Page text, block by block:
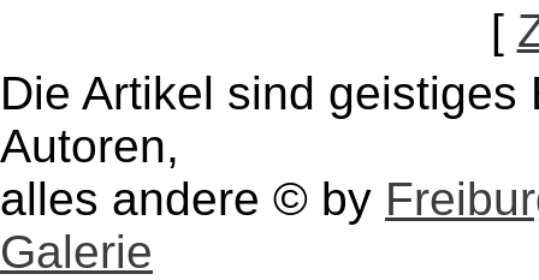
[
Die Artikel sind
Autoren,
alles andere © by
Galerie